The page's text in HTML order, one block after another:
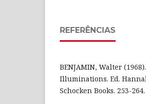
REFERÊNCIAS
BENJAMIN, Walter
Illuminations. Ed.
Schocken Books. 253-264.